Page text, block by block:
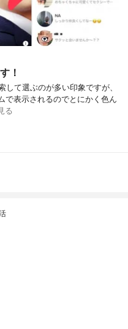
！
て選ぶのが多い印象ですが、
で表示されるのでとにかく色ん
る